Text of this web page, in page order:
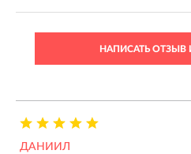
НАПИСАТЬ
ДАНИИЛ